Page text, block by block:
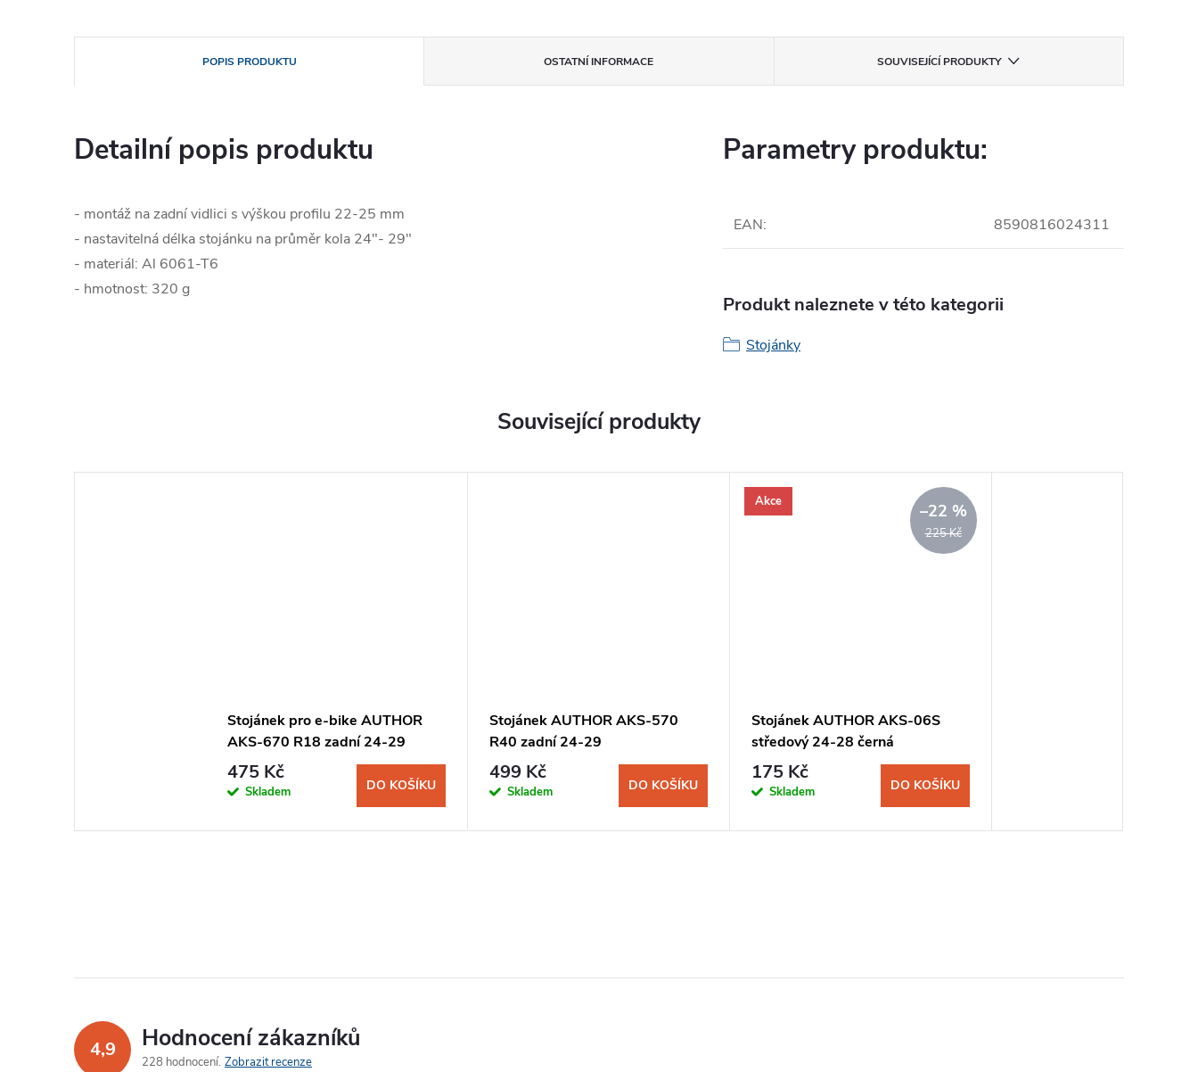
POPIS PRODUKTU OSTATNÍ INFORMACE SOUVISEJÍCÍ PRODUKTY
Detailní popis produktu
- montáž na zadní vidlici s výškou profilu 22-25 mm
- nastavitelná délka stojánku na průměr kola 24"- 29"
- materiál: Al 6061-T6
- hmotnost: 320 g
Parametry produktu:
EAN: 8590816024311
Produkt naleznete v této kategorii
Stojánky
Související produkty
Stojánek pro e-bike AUTHOR
AKS-670 R18 zadní 24-29
475 Kč
Skladem DO KOŠÍKU
Stojánek AUTHOR AKS-570
R40 zadní 24-29
499 Kč
Skladem DO KOŠÍKU
Akce
225 Kč
–22 %
Stojánek AUTHOR AKS-06S
středový 24-28 černá
175 Kč
Skladem DO KOŠÍKU
4,9 Hodnocení zákazníků
228 hodnocení Zobrazit recenze